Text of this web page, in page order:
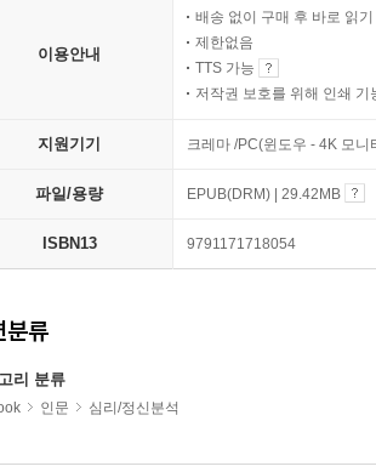
이용안내
배송 없이 구매 후 바로 읽기
제한없음
TTS 가능
저작권 보호를 위해 인쇄 기
지원기기 크레마 /PC(윈도우 - 4K 모
파일/용량 EPUB(DRM) | 29.42MB
ISBN13 9791171718054
분류
리 분류
인문 심리/정신분석